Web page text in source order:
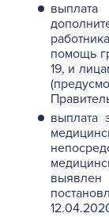
помощь
19, и
выплата